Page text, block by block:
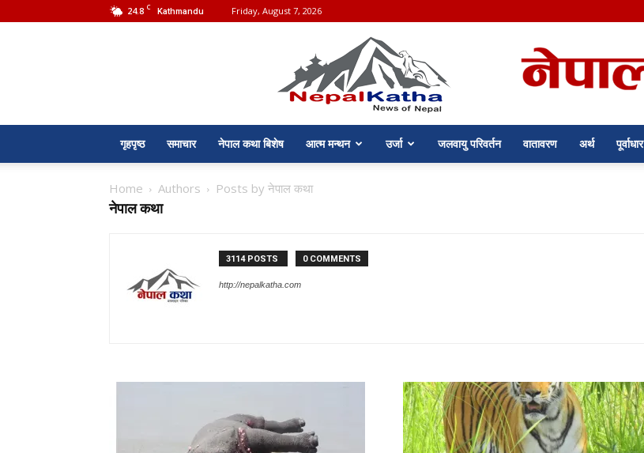
24.8 C Kathmandu Friday, August 7, 2026
nepalkatha.com
गृहपृष्ठ समाचार नेपाल कथा बिशेष आत्म मन्थन उर्जा जलवायु परिवर्तन वातावरण अर्थ पूर्वाधार
Home Authors Posts by नेपाल कथा
नेपाल कथा
3114 POSTS 0 COMMENTS
http://nepalkatha.com